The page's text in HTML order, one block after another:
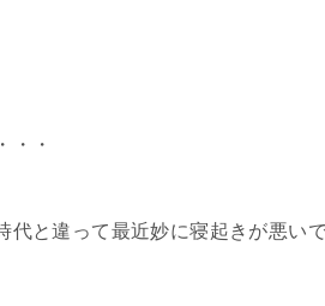
・・
代と違って最近妙に寝起きが悪いで